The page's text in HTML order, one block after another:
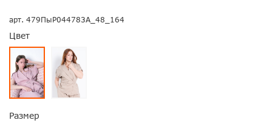
арт. 479ПыР044783А_48_164
Цвет
Размер